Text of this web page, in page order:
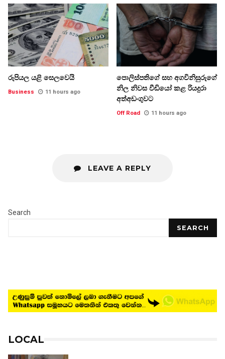
රුපියල යළි සෙලවෙයි
Business 11 hours ago
පොලිස්පතිගේ සහ අගවිනිසුරුගේ
නිල නිවස වීඩියෝ කළ රියදුරා
අත්අඩංගුවට
Off Road 11 hours ago
LEAVE A REPLY
Search
SEARCH
LOCAL